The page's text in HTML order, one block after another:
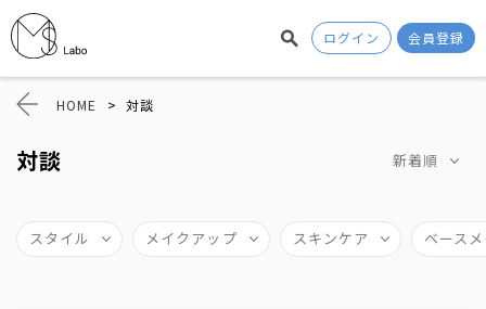
ログイン 会員登録
HOME > 対談
対談 新着順
スタイル メイクアップ スキンケア ベース